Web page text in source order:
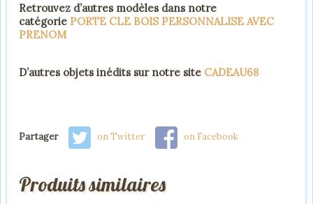
Retrouvez d’autres modèles dans notre
catégorie PORTE CLE BOIS PERSONNALISE AVEC
PRENOM
D’autres objets inédits sur notre site CADEAU68
Partager on Twitter on Facebook
Produits similaires